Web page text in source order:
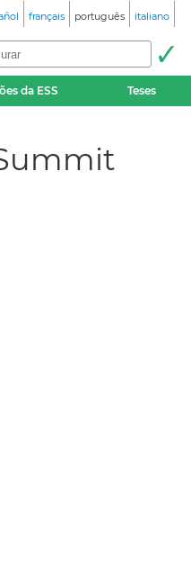
français português italiano
da ESS Teses